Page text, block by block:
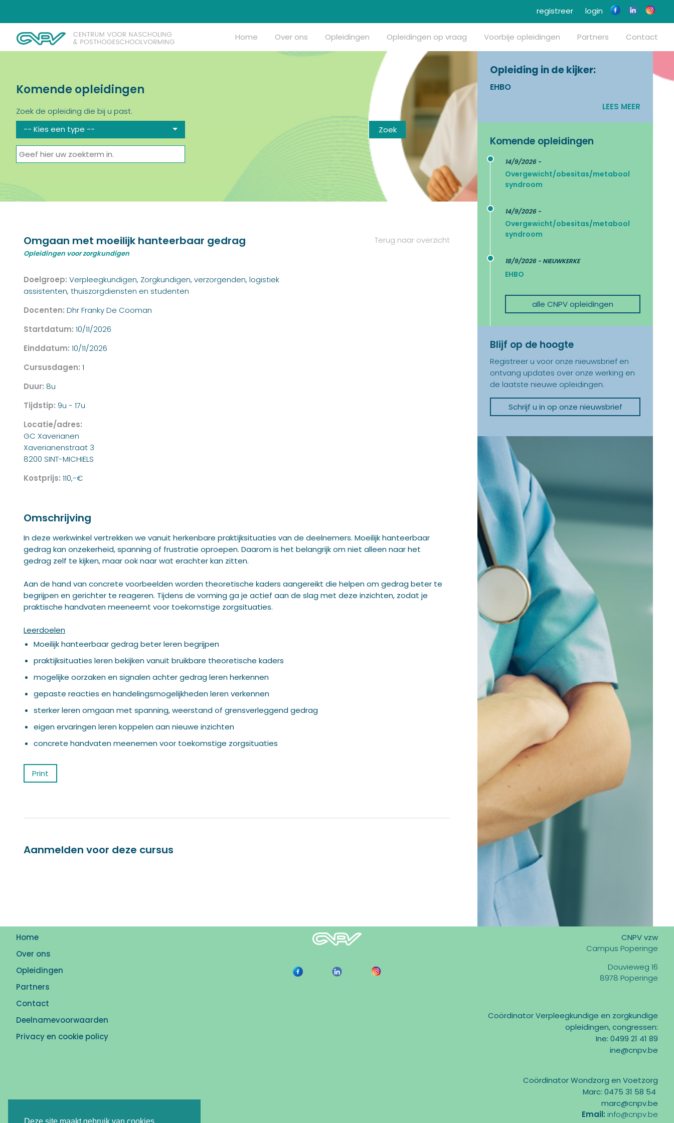
login
registreer
Home Over ons Opleidingen Opleidingen op vraag Voorbije opleidingen Partners Contact
Komende opleidingen
Zoek de opleiding die bij u past.
-- Kies een type --
Opleiding in de kijker:
EHBO
LEES MEER
Komende opleidingen
14/9/2026 -
Overgewicht/obesitas/metabool
syndroom
14/9/2026 -
Overgewicht/obesitas/metabool
syndroom
18/9/2026 - NIEUWKERKE
EHBO
alle CNPV opleidingen
Blijf op de hoogte
Registreer u voor onze nieuwsbrief en
ontvang updates over onze werking en
de laatste nieuwe opleidingen.
Schrijf u in op onze nieuwsbrief
Terug naar overzicht
Omgaan met moeilijk hanteerbaar gedrag
Opleidingen voor zorgkundigen
Doelgroep: Verpleegkundigen, Zorgkundigen, verzorgenden, logistiek
assistenten, thuiszorgdiensten en studenten
Docenten: Dhr Franky De Cooman
Startdatum: 10/11/2026
Einddatum: 10/11/2026
Cursusdagen: 1
Duur: 8u
Tijdstip: 9u - 17u
Locatie/adres:
GC Xaverianen
Xaverianenstraat 3
8200 SINT-MICHIELS
Kostprijs: 110,-€
Omschrijving
In deze werkwinkel vertrekken we vanuit herkenbare praktijksituaties van de deelnemers. Moeilijk hanteerbaar
gedrag kan onzekerheid, spanning of frustratie oproepen. Daarom is het belangrijk om niet alleen naar het
gedrag zelf te kijken, maar ook naar wat erachter kan zitten.
Aan de hand van concrete voorbeelden worden theoretische kaders aangereikt die helpen om gedrag beter te
begrijpen en gerichter te reageren. Tijdens de vorming ga je actief aan de slag met deze inzichten, zodat je
praktische handvaten meeneemt voor toekomstige zorgsituaties.
Leerdoelen
Moeilijk hanteerbaar gedrag beter leren begrijpen
praktijksituaties leren bekijken vanuit bruikbare theoretische kaders
mogelijke oorzaken en signalen achter gedrag leren herkennen
gepaste reacties en handelingsmogelijkheden leren verkennen
sterker leren omgaan met spanning, weerstand of grensverleggend gedrag
eigen ervaringen leren koppelen aan nieuwe inzichten
concrete handvaten meenemen voor toekomstige zorgsituaties
Print
Aanmelden voor deze cursus
Home
Over ons
Opleidingen
Partners
Contact
Deelnamevoorwaarden
Privacy en cookie policy
CNPV vzw
Campus Poperinge
Douvieweg 16
8978 Poperinge
Coördinator Verpleegkundige en zorgkundige
opleidingen, congressen:
Ine: 0499 21 41 89
ine@cnpv.be
Coördinator Wondzorg en Voetzorg
Marc: 0475 31 58 54
marc@cnpv.be
Email: info@cnpv.be